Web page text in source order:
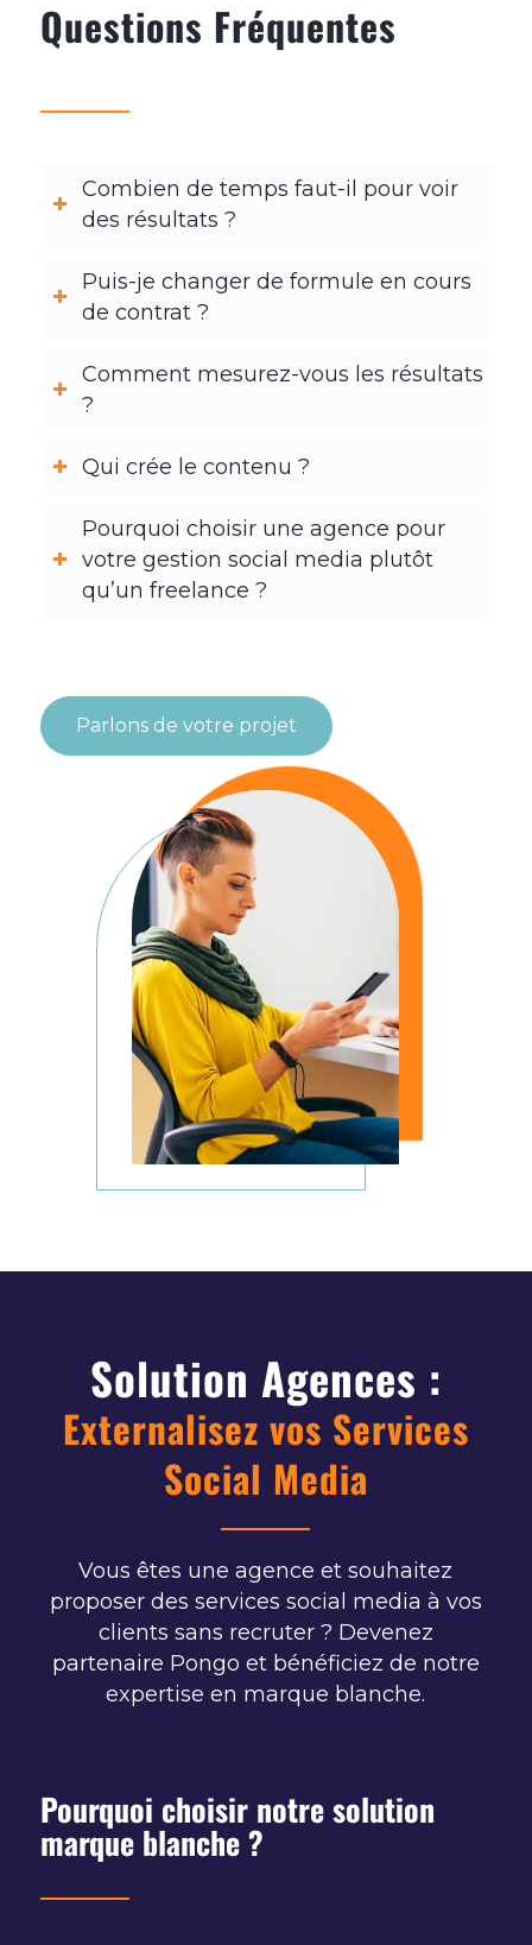
Questions Fréquentes
Combien de temps faut-il pour voir
des résultats ?
Puis-je changer de formule en cours
de contrat ?
Comment mesurez-vous les résultats
?
Qui crée le contenu ?
Pourquoi choisir une agence pour
votre gestion social media plutôt
qu’un freelance ?
Parlons de votre projet
Solution Agences :
Externalisez vos Services
Social Media
Vous êtes une agence et souhaitez
proposer des services social media à vos
clients sans recruter ? Devenez
partenaire Pongo et bénéficiez de notre
expertise en marque blanche.
Pourquoi choisir notre solution
marque blanche ?